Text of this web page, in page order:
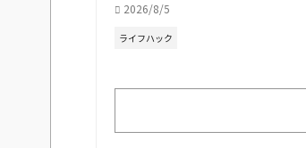
2026/8/5
ライフハック